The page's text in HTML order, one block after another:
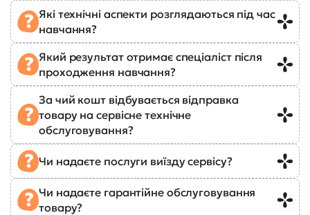
Які технічні аспекти розглядаються під час
навчання?
Який результат отримає спеціаліст після
проходження навчання?
За чий кошт відбувається відправка
товару на сервісне технічне
обслуговування?
Чи надаєте послуги виїзду сервісу?
Чи надаєте гарантійне обслуговування
товару?